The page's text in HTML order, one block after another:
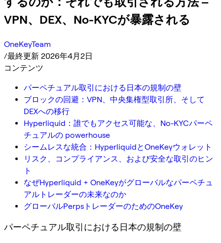
VPN、DEX、No-KYCが暴露される
OneKeyTeam
/最終更新 2026年4月2日
コンテンツ
パーペチュアル取引における日本の規制の壁
ブロックの回避：VPN、中央集権型取引所、そして
DEXへの移行
Hyperliquid：誰でもアクセス可能な、No-KYCパーペ
チュアルの powerhouse
シームレスな統合：HyperliquidとOneKeyウォレット
リスク、コンプライアンス、および安全な取引のヒン
ト
なぜHyperliquid + OneKeyがグローバルなパーペチュ
アルトレーダーの未来なのか
グローバルPerpsトレーダーのためのOneKey
パーペチュアル取引における日本の規制の壁